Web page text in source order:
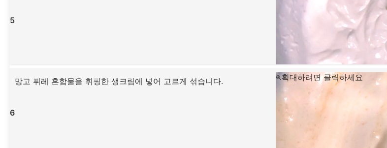
5
6
망고 퓌레 혼합물을 휘핑한 생크림에 넣어 고르게 섞습니다. 확대하려면 클릭하세요